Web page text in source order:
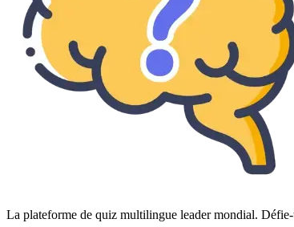
La plateforme de quiz multilingue leader mondial.